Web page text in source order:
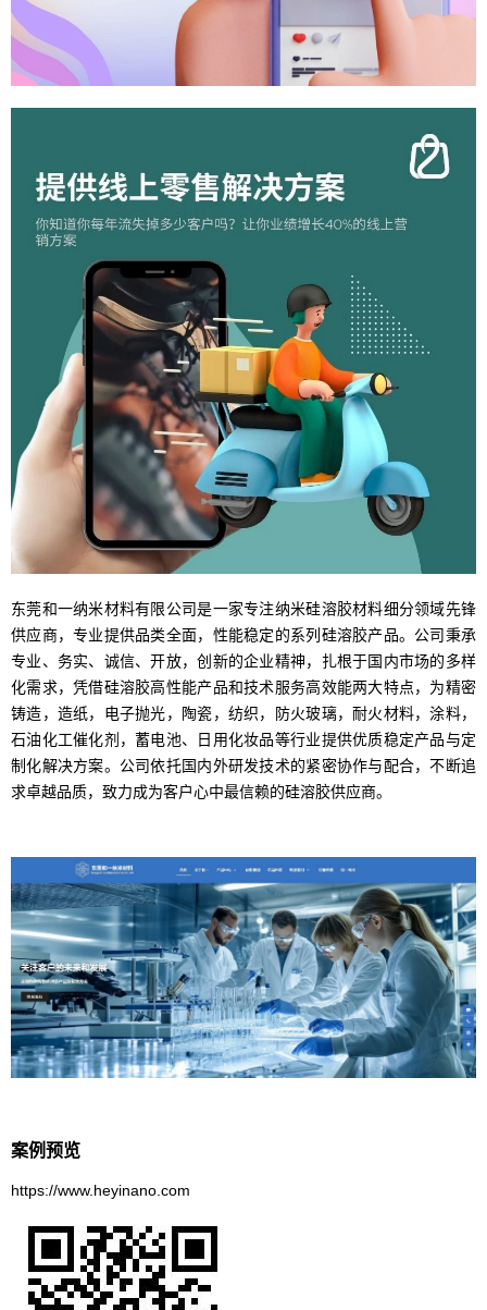
东莞和一纳米材料有限公司是一家专注纳米硅溶胶材料细分领域先锋
供应商，专业提供品类全面，性能稳定的系列硅溶胶产品。公司秉承
专业、务实、诚信、开放，创新的企业精神，扎根于国内市场的多样
化需求，凭借硅溶胶高性能产品和技术服务高效能两大特点，为精密
铸造，造纸，电子抛光，陶瓷，纺织，防火玻璃，耐火材料，涂料，
石油化工催化剂，蓄电池、日用化妆品等行业提供优质稳定产品与定
制化解决方案。公司依托国内外研发技术的紧密协作与配合，不断追
求卓越品质，致力成为客户心中最信赖的硅溶胶供应商。
案例预览
https://www.heyinano.com